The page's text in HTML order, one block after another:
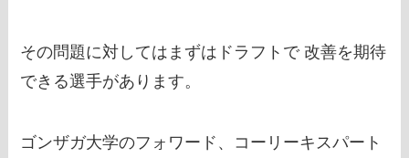
その問題に対してはまずはドラフトで 改善を期待
できる選手があります。
ゴンザガ大学のフォワード、コーリーキスパート